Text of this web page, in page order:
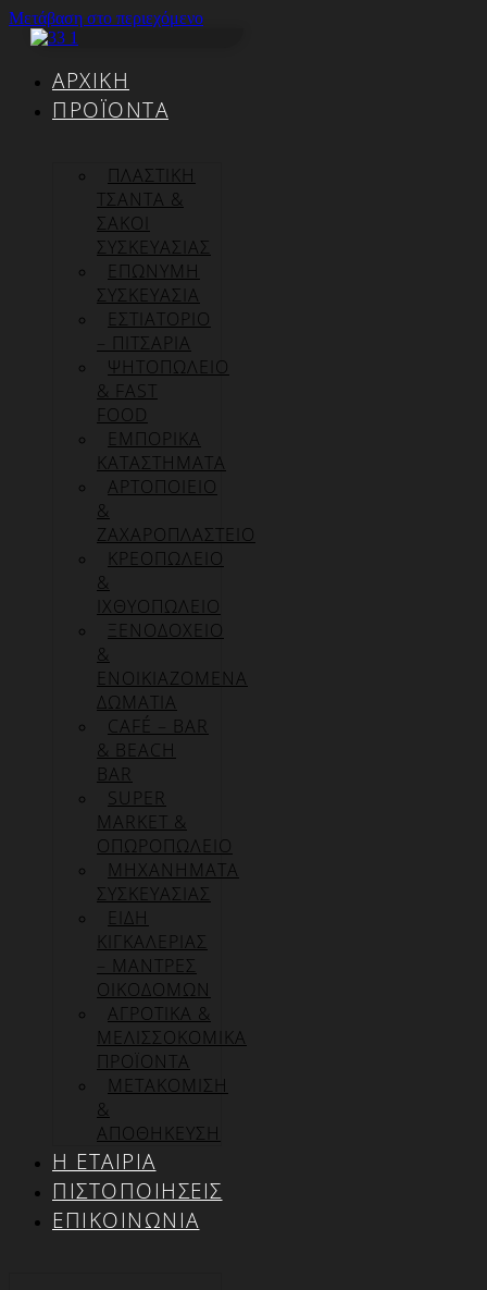
Μετάβαση στο περιεχόμενο
ΑΡΧΙΚΉ
ΠΡΟΪΌΝΤΑ
ΠΛΑΣΤΙΚΗ
ΤΣΑΝΤΑ &
ΣΑΚΟΙ
ΣΥΣΚΕΥΑΣΙΑΣ
ΕΠΏΝΥΜΗ
ΣΥΣΚΕΥΑΣΊΑ
ΕΣΤΙΑΤΟΡΙΟ
– ΠΙΤΣΑΡΙΑ
ΨΗΤΟΠΩΛΕΙΟ
& FAST
FOOD
ΕΜΠΟΡΙΚΑ
ΚΑΤΑΣΤΗΜΑΤΑ
ΑΡΤΟΠΟΙΕΙΟ
&
ΖΑΧΑΡΟΠΛΑΣΤΕΙΟ
ΚΡΕΟΠΩΛΕΙΟ
&
ΙΧΘΥΟΠΩΛΕΙΟ
ΞΕΝΟΔΟΧΕΙΟ
&
ΕΝΟΙΚΙΑΖΟΜΕΝΑ
ΔΩΜΑΤΙΑ
CAFÉ – BAR
& BEACH
BAR
SUPER
MARKET &
ΟΠΩΡΟΠΩΛΕΙΟ
ΜΗΧΑΝΗΜΑΤΑ
ΣΥΣΚΕΥΑΣΙΑΣ
ΕΙΔΗ
ΚΙΓΚΑΛΕΡΙΑΣ
– ΜΑΝΤΡΕΣ
ΟΙΚΟΔΟΜΩΝ
ΑΓΡΟΤΙΚΑ &
ΜΕΛΙΣΣΟΚΟΜΙΚΑ
ΠΡΟΪΟΝΤΑ
ΜΕΤΑΚΟΜΙΣΗ
&
ΑΠΟΘΗΚΕΥΣΗ
Η ΕΤΑΙΡΊΑ
ΠΙΣΤΟΠΟΙΉΣΕΙΣ
ΕΠΙΚΟΙΝΩΝΊΑ